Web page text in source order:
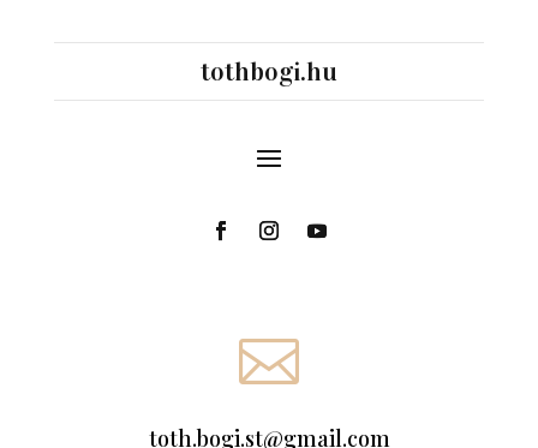
tothbogi.hu

toth.bogi.st@gmail.com